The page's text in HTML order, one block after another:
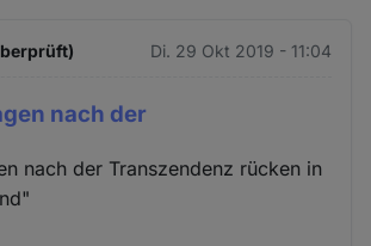
Di. 29 Okt 2019 - 11:04
nach der
nach der Transzendenz rücken in